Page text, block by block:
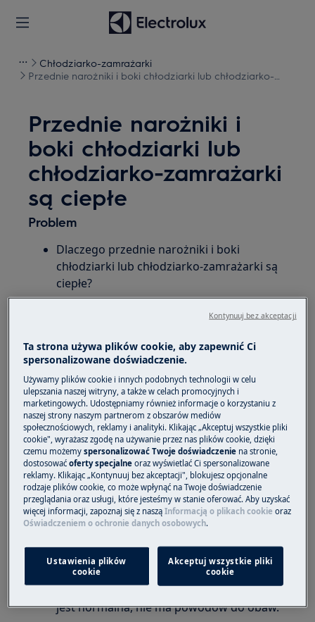
Chłodziarko-zamrażarki
Przednie narożniki i boki chłodziarki lub chłodziarko-
Przednie narożniki i
boki chłodziarki lub
chłodziarko-zamrażarki
są ciepłe
Problem
Dlaczego przednie narożniki i boki
chłodziarki lub chłodziarko-zamrażarki są
ciepłe?
Chłodziarko-zamrażarki
Chłodziarki
Rozwiązanie
Twoje urządzenie chłodnicze działa
prawidłowo:
Mocne nagrzewanie się tylnej ścianki lub
bocznych ścianek w pobliżu kanału
odpływowego jest normalnym zjawiskiem.
Jest to związane z obecnością w tym
odszraniania.
Jeżeli nie ma widocznych śladów
przypalenia, a temperatura w chłodziarce
jest normalna, nie ma powodów do obaw.
Ta strona używa plików cookie, aby zapewnić Ci
spersonalizowane doświadczenie.
Używamy plików cookie i innych podobnych technologii w celu
ulepszania naszej witryny, a także w celach promocyjnych i
marketingowych. Udostępniamy również informacje o korzystaniu z
naszej strony naszym partnerom z obszarów mediów
społecznościowych, reklamy i analityki. Klikając „Akceptuj wszystkie pliki
cookie", wyrażasz zgodę na używanie przez nas plików cookie, dzięki
czemu możemyspersonalizować Twoje doświadczenie na stronie,
dostosowaćoferty specjalne oraz wyświetlać Ci spersonalizowane
reklamy. Klikając „Kontynuuj bez akceptacji", blokujesz opcjonalne
rodzaje plików cookie, co może wpłynąć na Twoje doświadczenie
przeglądania oraz usługi, które jesteśmy w stanie oferować. Aby uzyskać
więcej informacji, zapoznaj się z nasząInformacją o plikach cookie oraz
Oświadczeniem o ochronie danych osobowych.
Ustawienia plików
cookie
Akceptuj wszystkie pliki
cookie
Kontynuuj bez akceptacji